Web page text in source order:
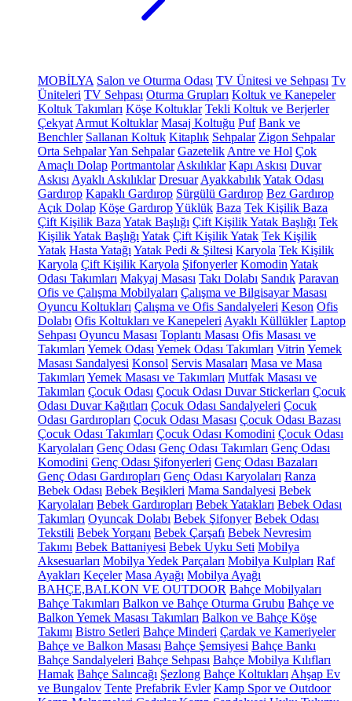
MOBİLYA Salon ve Oturma Odası TV Ünitesi ve Sehpası Tv
Üniteleri TV Sehpası Oturma Grupları Koltuk ve Kanepeler
Koltuk Takımları Köşe Koltuklar Tekli Koltuk ve Berjerler
Çekyat Armut Koltuklar Masaj Koltuğu Puf Bank ve
Benchler Sallanan Koltuk Kitaplık Sehpalar Zigon Sehpalar
Orta SehpalarYan Sehpalar Gazetelik Antre ve Hol Çok
Amaçlı Dolap Portmantolar Askılıklar Kapı Askısı Duvar
Askısı Ayaklı Askılıklar Dresuar AyakkabılıkYatak Odası
Gardırop Kapaklı Gardırop Sürgülü Gardırop Bez Gardırop
Açık Dolap Köşe GardıropYüklük Baza Tek Kişilik Baza
Çift Kişilik Baza Yatak Başlığı Çift Kişilik Yatak Başlığı Tek
Kişilik Yatak Başlığı Yatak Çift Kişilik Yatak Tek Kişilik
Yatak Hasta Yatağı Yatak Pedi & Şiltesi Karyola Tek Kişilik
Karyola Çift Kişilik Karyola Şifonyerler Komodin Yatak
Odası Takımları Makyaj Masası Takı Dolabı Sandık Paravan
Ofis ve Çalışma Mobilyaları Çalışma ve Bilgisayar Masası
Oyuncu Koltukları Çalışma ve Ofis Sandalyeleri Keson Ofis
Dolabı Ofis Koltukları ve Kanepeleri Ayaklı Küllükler Laptop
Sehpası Oyuncu Masası Toplantı Masası Ofis Masası ve
Takımları Yemek Odası Yemek Odası Takımları Vitrin Yemek
Masası Sandalyesi Konsol Servis Masaları Masa ve Masa
Takımları Yemek Masası ve Takımları Mutfak Masası ve
Takımları Çocuk Odası Çocuk Odası Duvar Stickerları Çocuk
Odası Duvar Kağıtları Çocuk Odası Sandalyeleri Çocuk
Odası Gardıropları Çocuk Odası Masası Çocuk Odası Bazası
Çocuk Odası Takımları Çocuk Odası Komodini Çocuk Odası
Karyolaları Genç Odası Genç Odası Takımları Genç Odası
Komodini Genç Odası Şifonyerleri Genç Odası Bazaları
Genç Odası Gardıropları Genç Odası Karyolaları Ranza
Bebek Odası Bebek Beşikleri Mama Sandalyesi Bebek
Karyolaları Bebek Gardıropları Bebek Yatakları Bebek Odası
Takımları Oyuncak Dolabı Bebek Şifonyer Bebek Odası
Tekstili Bebek Yorganı Bebek Çarşafı Bebek Nevresim
Takımı Bebek Battaniyesi Bebek Uyku Seti Mobilya
Aksesuarları Mobilya Yedek Parçaları Mobilya Kulpları Raf
Ayakları Keçeler Masa Ayağı Mobilya Ayağı
BAHÇE,BALKON VE OUTDOOR Bahçe Mobilyaları
Bahçe Takımları Balkon ve Bahçe Oturma Grubu Bahçe ve
Balkon Yemek Masası Takımları Balkon ve Bahçe Köşe
Takımı Bistro Setleri Bahçe Minderi Çardak ve Kameriyeler
Bahçe ve Balkon Masası Bahçe Şemsiyesi Bahçe Bankı
Bahçe Sandalyeleri Bahçe Sehpası Bahçe Mobilya Kılıfları
Hamak Bahçe Salıncağı Şezlong Bahçe Koltukları Ahşap Ev
ve Bungalov Tente Prefabrik Evler Kamp Spor ve Outdoor